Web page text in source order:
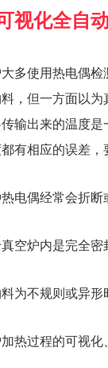
视化全自
大多使用热电偶
，但一方面以
输出来的温度
有相应的误差，
电偶经常会折断
空炉内是完全密
为不规则或异形
热过程的可视